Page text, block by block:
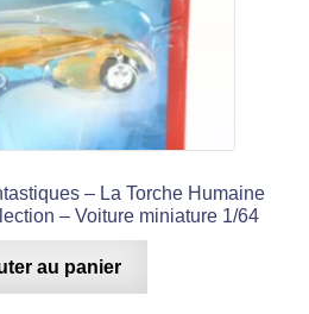
– La Torche Humaine
– Voiture miniature 1/64
au panier